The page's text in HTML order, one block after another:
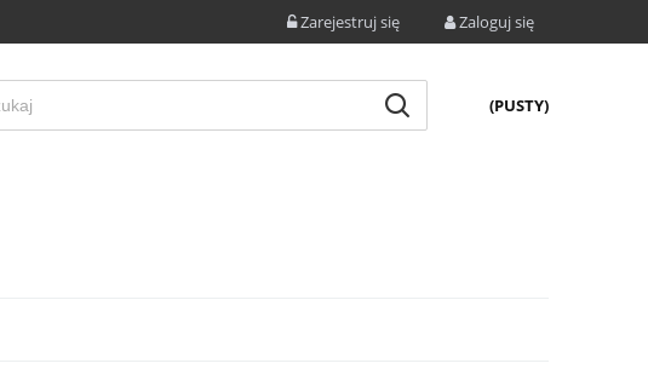
Zarejestruj się Zaloguj się
(PUSTY)